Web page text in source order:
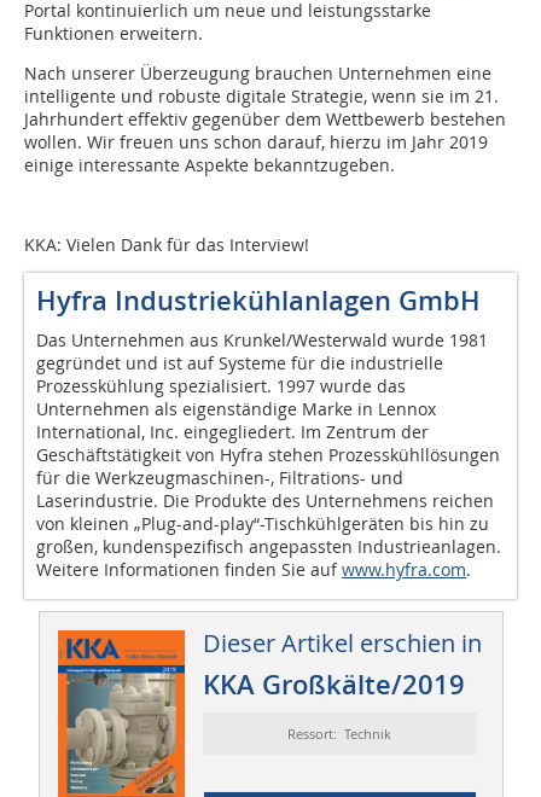
Portal kontinuierlich um neue und leistungsstarke
Funktionen erweitern.
Nach unserer Überzeugung brauchen Unternehmen eine
intelligente und robuste digitale Strategie, wenn sie im 21.
Jahrhundert effektiv gegenüber dem Wettbewerb bestehen
wollen. Wir freuen uns schon darauf, hierzu im Jahr 2019
einige interessante Aspekte bekanntzugeben.
KKA: Vielen Dank für das Interview!
Hyfra Industriekühlanlagen GmbH
Das Unternehmen aus Krunkel/Westerwald wurde 1981
gegründet und ist auf Systeme für die industrielle
Prozesskühlung spezialisiert. 1997 wurde das
Unternehmen als eigenständige Marke in Lennox
International, Inc. eingegliedert. Im Zentrum der
Geschäftstätigkeit von Hyfra stehen Prozesskühllösungen
für die Werkzeugmaschinen-, Filtrations- und
Laserindustrie. Die Produkte des Unternehmens reichen
von kleinen „Plug-and-play“-Tischkühlgeräten bis hin zu
großen, kundenspezifisch angepassten Industrieanlagen.
Weitere Informationen finden Sie aufwww.hyfra.com.
Dieser Artikel erschien in
KKA Großkälte/2019
Ressort: Technik